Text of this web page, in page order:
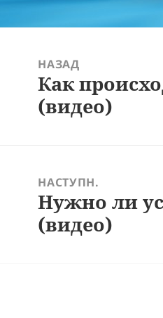
НАЗАД
Попередній
запис:
Как
(видео)
НАСТУПН.
Наступний
запис:
Нужно ли
(видео)